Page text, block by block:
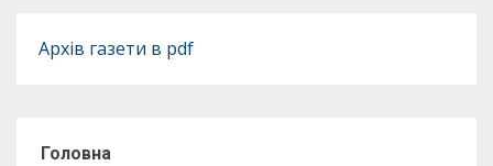
Архів газети в pdf
Головна